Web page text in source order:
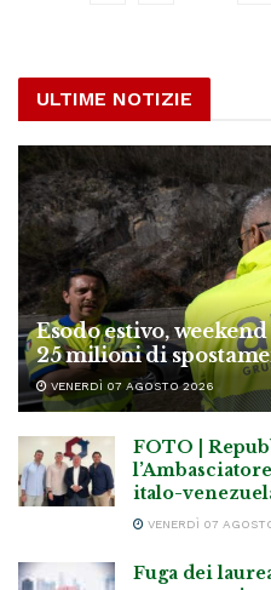
ULTIME NOTIZIE
Esodo estivo,
25 milioni di
VENERDÌ 07 AGOSTO 2026
FOTO |
italo-
VENERDÌ 07
Fuga dei